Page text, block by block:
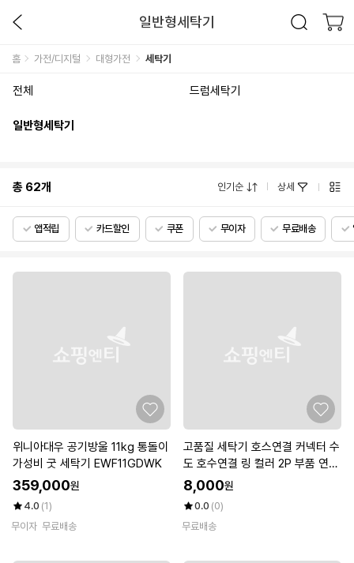
일반형세탁기
홈 가전/디지털 대형가전 세탁기
전체 드럼세탁기
일반형세탁기
총 62개 인기순 상세
앱적립 카드할인 쿠폰 무이자 무료배송
위니아대우 공기방울 11kg 통돌이
가성비 굿 세탁기 EWF11GDWK
359,000원
4.0 (1)
무이자 무료배송
고품질 세탁기 호스연결 커넥터 수
도 호수연결 링 컬러 2P 부품 연결
탭 (WCFEED1)
8,000원
0.0 (0)
무료배송